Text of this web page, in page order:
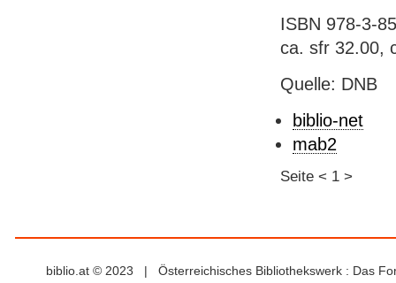
ISBN 978-3-
ca. sfr 32.00,
Quelle: DNB
biblio-net
mab2
Seite < 1 >
biblio.at © 2023 | Österreichisches Bibliothekswerk : Das